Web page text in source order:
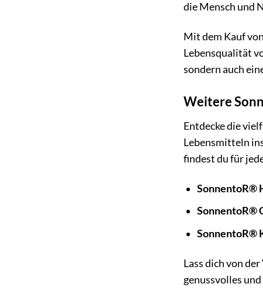
die Mensch und
Mit dem Kauf
Lebensqualität
sondern auch
Weitere
Entdecke die
Lebensmitteln
findest du für
SonnentoR®
SonnentoR®
SonnentoR®
Lass dich von
genussvolles